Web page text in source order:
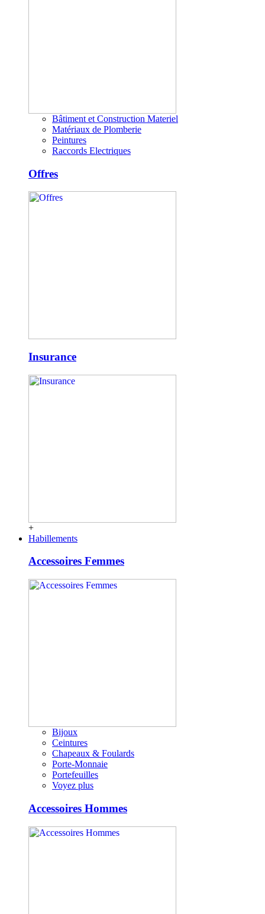
Bâtiment et Construction Materiel
Matériaux de Plomberie
Peintures
Raccords Electriques
Offres
Insurance
+
Habillements
Accessoires Femmes
Bijoux
Ceintures
Chapeaux & Foulards
Porte-Monnaie
Portefeuilles
Voyez plus
Accessoires Hommes